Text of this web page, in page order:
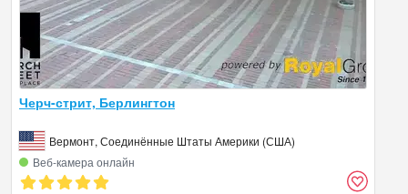
Черч-стрит, Берлингтон
Вермонт, Соединённые Штаты Америки (США)
Веб‑камера онлайн